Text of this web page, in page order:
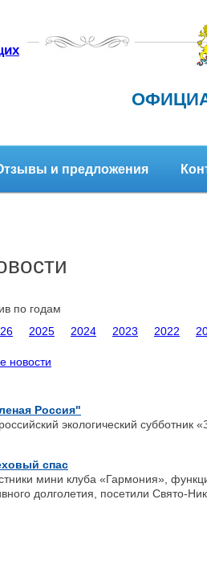
и предложения
по годам
2025 2024 2023 2022
новости
Россия"
экологический субботник
спас
мини клуба «Гармония»,
долголетия, посетили Свято-